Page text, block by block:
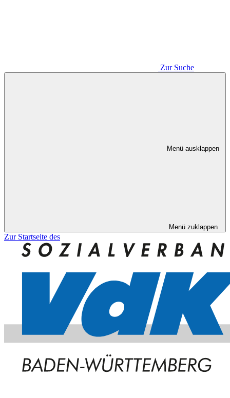
Zur Suche
Menü ausklappen
Menü zuklappen
Zur Startseite des